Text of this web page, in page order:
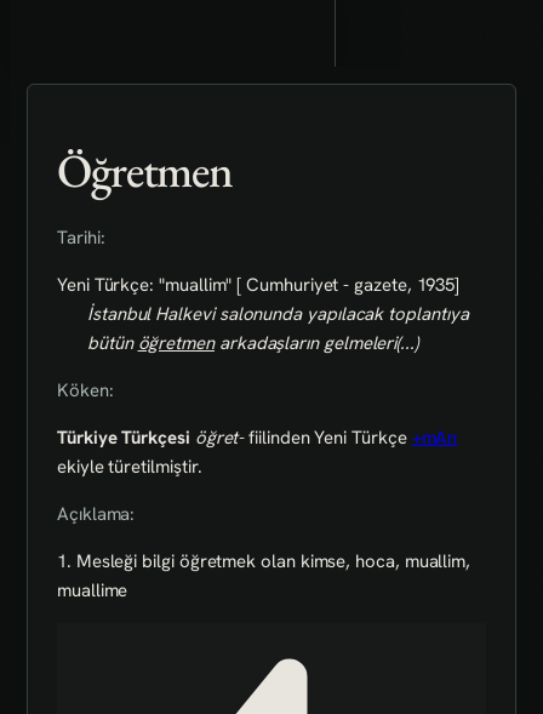
Öğretmen
Tarihi:
Yeni Türkçe: "muallim" [ Cumhuriyet - gazete, 1935]
İstanbul Halkevi salonunda yapılacak toplantıya
bütün öğretmenarkadaşların gelmeleri(...)
Köken:
Türkiye Türkçesi öğret-fiilinden Yeni Türkçe +mAn
ekiyle türetilmiştir.
Açıklama:
1. Mesleği bilgi öğretmek olan kimse, hoca, muallim,
muallime